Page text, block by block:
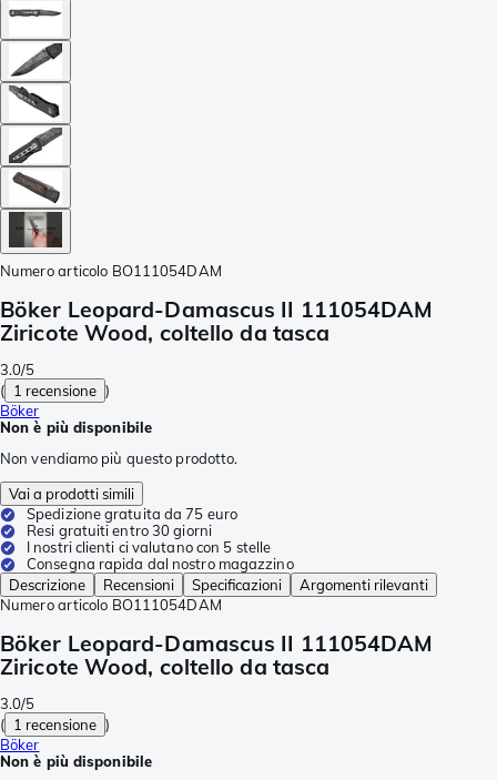
Numero articolo BO111054DAM
Böker Leopard-Damascus II 111054DAM
Ziricote Wood, coltello da tasca
3.0/5
( 1 recensione )
Böker
Non è più disponibile
Non vendiamo più questo prodotto.
Vai a prodotti simili
Spedizione gratuita da 75 euro
Resi gratuiti entro 30 giorni
I nostri clienti ci valutano con 5 stelle
Consegna rapida dal nostro magazzino
Descrizione
Recensioni Specificazioni
Argomenti rilevanti
Numero articolo BO111054DAM
Böker Leopard-Damascus II 111054DAM
Ziricote Wood, coltello da tasca
3.0/5
( 1 recensione )
Böker
Non è più disponibile